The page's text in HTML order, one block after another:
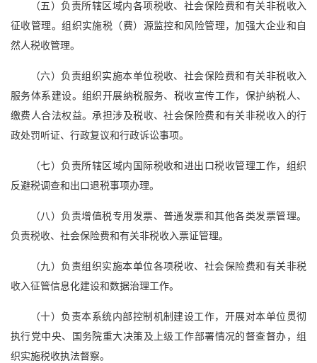
（五）负责所辖区域内各项税收、社会保险费和有关非税收入
征收管理。组织实施税（费）源监控和风险管理，加强大企业和自
然人税收管理。
（六）负责组织实施本单位税收、社会保险费和有关非税收入
服务体系建设。组织开展纳税服务、税收宣传工作，保护纳税人、
缴费人合法权益。承担涉及税收、社会保险费和有关非税收入的行
政处罚听证、行政复议和行政诉讼事项。
（七）负责所辖区域内国际税收和进出口税收管理工作，组织
反避税调查和出口退税事项办理。
（八）负责增值税专用发票、普通发票和其他各类发票管理。
负责税收、社会保险费和有关非税收入票证管理。
（九）负责组织实施本单位各项税收、社会保险费和有关非税
收入征管信息化建设和数据治理工作。
（十）负责本系统内部控制机制建设工作，开展对本单位贯彻
执行党中央、国务院重大决策及上级工作部署情况的督查督办，组
织实施税收执法督察。